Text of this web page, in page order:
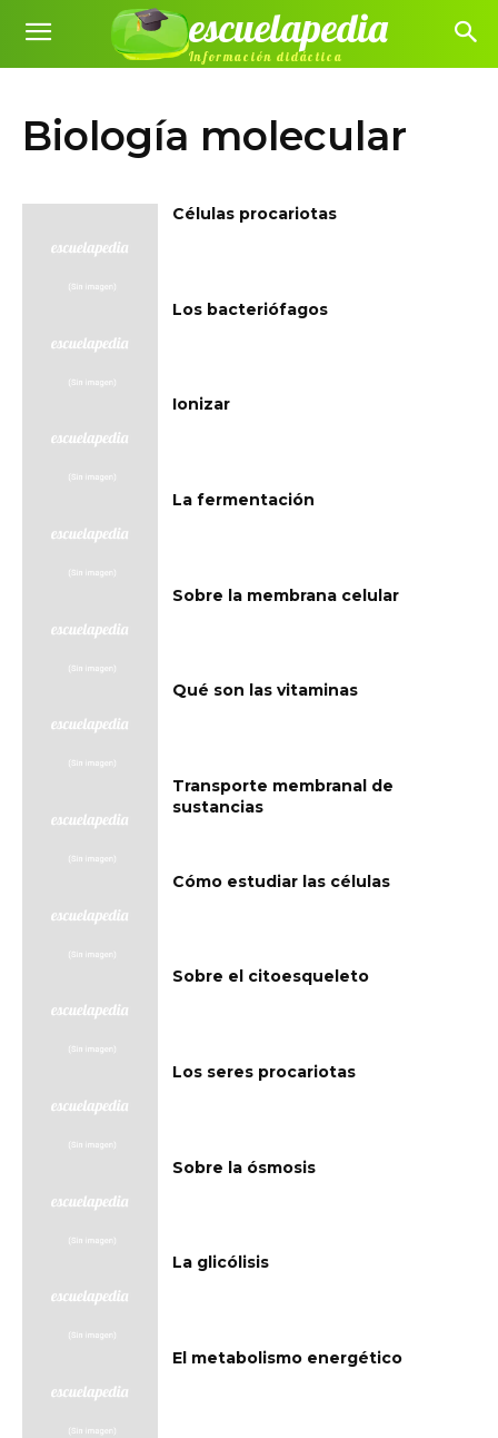
escuelapedia
Información didáctica
Biología molecular
Células procariotas
Los bacteriófagos
Ionizar
La fermentación
Sobre la membrana celular
Qué son las vitaminas
Transporte membranal de
sustancias
Cómo estudiar las células
Sobre el citoesqueleto
Los seres procariotas
Sobre la ósmosis
La glicólisis
El metabolismo energético